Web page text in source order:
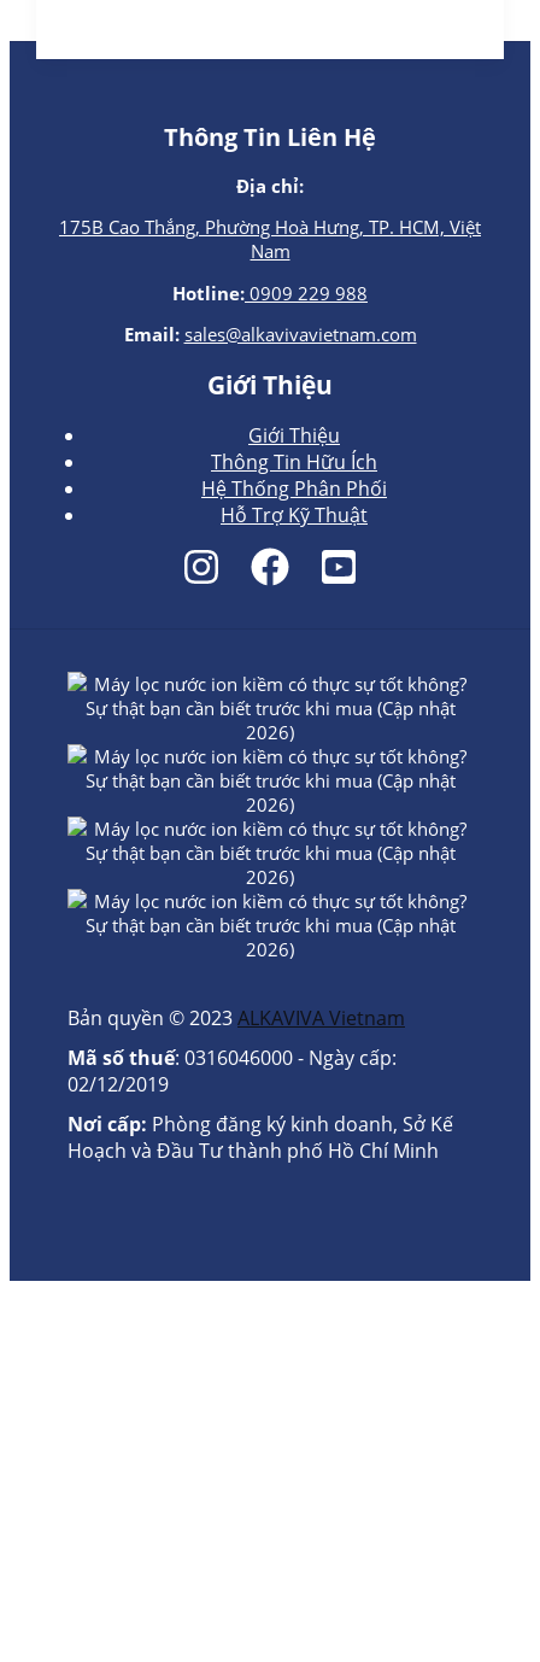
Thông Tin Liên Hệ
Địa chỉ:
175B Cao Thắng, Phường Hoà Hưng, TP. HCM, Việt
Nam
Hotline: 0909 229 988
Email: sales@alkavivavietnam.com
Giới Thiệu
Giới Thiệu
Thông Tin Hữu Ích
Hệ Thống Phân Phối
Hỗ Trợ Kỹ Thuật
Bản quyền © 2023ALKAVIVA Vietnam
Mã số thuế: 0316046000 - Ngày cấp:
02/12/2019
Nơi cấp: Phòng đăng ký kinh doanh, Sở Kế
Hoạch và Đầu Tư thành phố Hồ Chí Minh